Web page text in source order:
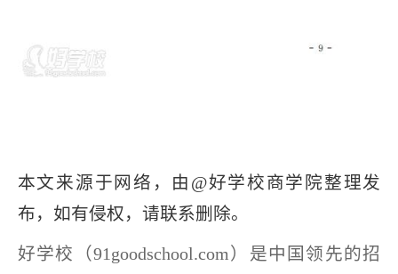
本文来源于网络，由@好学校商学院整理发
布，如有侵权，请联系删除。
好学校（91goodschool.com）是中国领先的招